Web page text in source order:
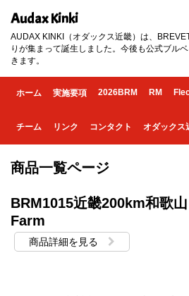
Audax Kinki
AUDAX KINKI（オダックス近畿）は、
りが集まって誕生しました。今後も公式ブル
きます。
ホーム 実施要項 2026BRM RM
チーム リンク コンタクト オダックス
商品一覧ページ
BRM1015近畿200km和歌
Farm
商品詳細を見る